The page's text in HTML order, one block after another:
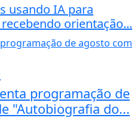
usando IA para
orientação...
programação de
"Autobiografia do...